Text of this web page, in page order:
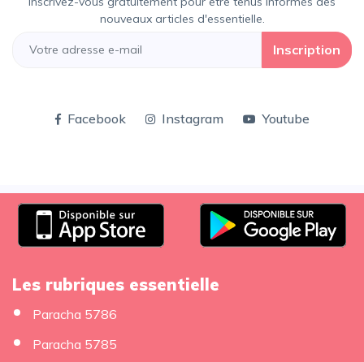
nouveaux articles d'essentielle.
Inscription
Facebook Instagram Youtube
Les rubriques essentielle
Paracha 5786
Paracha 5785